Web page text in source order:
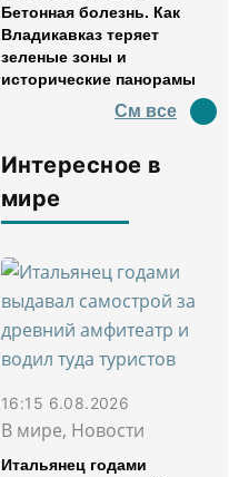
Бетонная болезнь. Как
Владикавказ теряет
зеленые зоны и
исторические панорамы
См все
Интересное в
мире
16:15 6.08.2026
В мире, Новости
Итальянец годами